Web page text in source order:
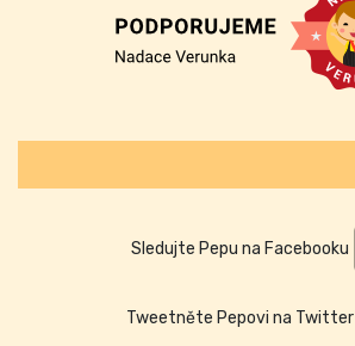
Sledujte Pepu na Facebooku
Tweetněte Pepovi na Twitter